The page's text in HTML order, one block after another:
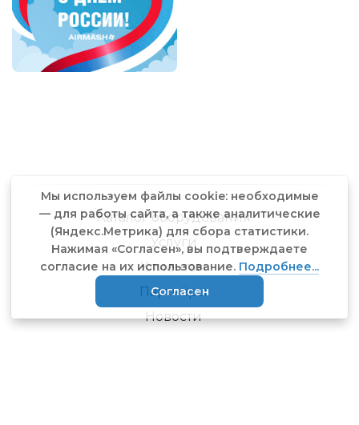
Каталог оборудования
Услуги
Клиентам
Партнёры
Новости
Мы используем файлы cookie: необходимые
— для работы сайта, а также аналитические
(Яндекс.Метрика) для сбора статистики.
Нажимая «Согласен», вы подтверждаете
согласие на их использование. Подробнее...
Согласен